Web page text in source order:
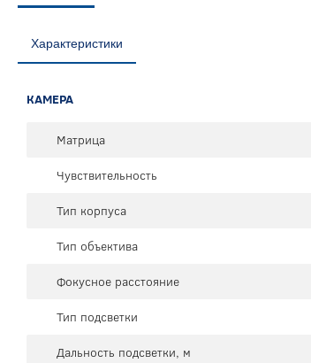
Характеристики
КАМЕРА
Матрица
Чувствительность
Тип корпуса
Тип объектива
Фокусное расстояние
Тип подсветки
Дальность подсветки, м